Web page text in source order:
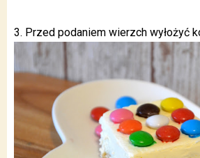
3. Przed podaniem wierzch wyłożyć